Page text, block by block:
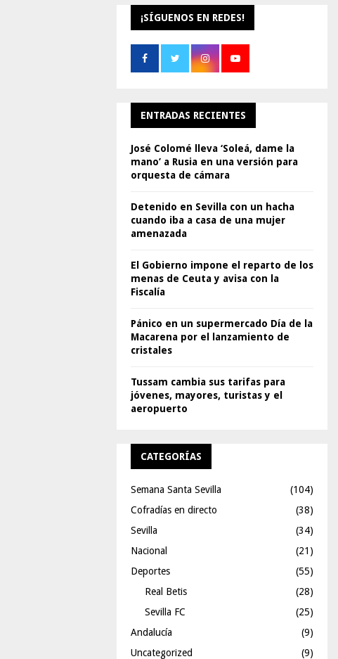
¡SÍGUENOS EN REDES!
ENTRADAS RECIENTES
José Colomé lleva ‘Soleá, dame la
mano’ a Rusia en una versión para
orquesta de cámara
Detenido en Sevilla con un hacha
cuando iba a casa de una mujer
amenazada
El Gobierno impone el reparto de los
menas de Ceuta y avisa con la
Fiscalía
Pánico en un supermercado Día de la
Macarena por el lanzamiento de
cristales
Tussam cambia sus tarifas para
jóvenes, mayores, turistas y el
aeropuerto
CATEGORÍAS
Semana Santa Sevilla
(104)
Cofradías en directo
(38)
Sevilla
(34)
Nacional
(21)
Deportes
(55)
Real Betis
(28)
Sevilla FC
(25)
Andalucía
(9)
Uncategorized
(9)